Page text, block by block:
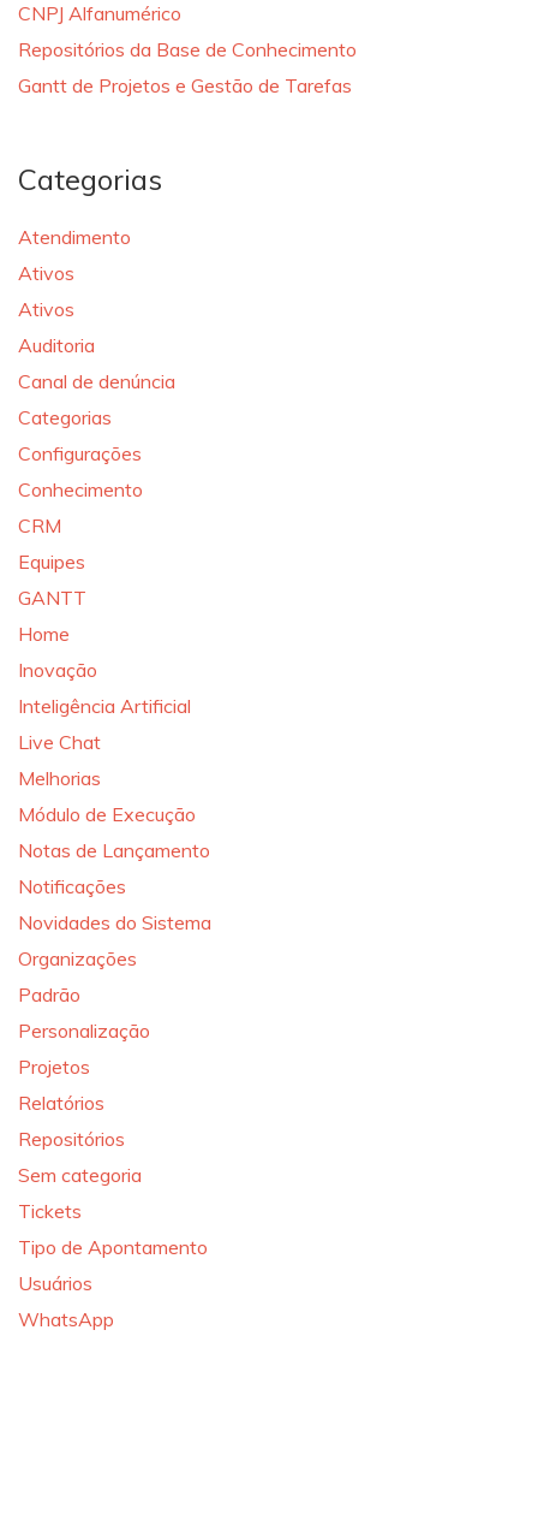
CNPJ Alfanumérico
Repositórios da Base de Conhecimento
Gantt de Projetos e Gestão de Tarefas
Categorias
Atendimento
Ativos
Ativos
Auditoria
Canal de denúncia
Categorias
Configurações
Conhecimento
CRM
Equipes
GANTT
Home
Inovação
Inteligência Artificial
Live Chat
Melhorias
Módulo de Execução
Notas de Lançamento
Notificações
Novidades do Sistema
Organizações
Padrão
Personalização
Projetos
Relatórios
Repositórios
Sem categoria
Tickets
Tipo de Apontamento
Usuários
WhatsApp